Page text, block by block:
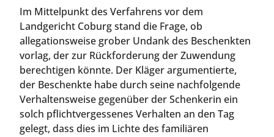
Im Mittelpunkt des Verfahrens vor dem
Landgericht Coburg stand die Frage, ob
allegationsweise grober Undank des Beschenkten
vorlag, der zur Rückforderung der Zuwendung
berechtigen könnte. Der Kläger argumentierte,
der Beschenkte habe durch seine nachfolgende
Verhaltensweise gegenüber der Schenkerin ein
solch pflichtvergessenes Verhalten an den Tag
gelegt, dass dies im Lichte des familiären